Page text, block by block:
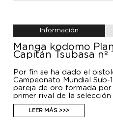
Información
Manga kodomo
Capitán Tsubasa nº
Por fin se ha dado el
Campeonato Mundial Sub-
pareja de oro formada por
primer rival de la selección
también figuran
que Italia, con una férrea
inquebrantable!
LEER MÁS >>>